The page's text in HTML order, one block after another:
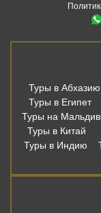
Туры в Абхазию
Туры в Египет
Туры на
Туры в Китай
Туры в Индию